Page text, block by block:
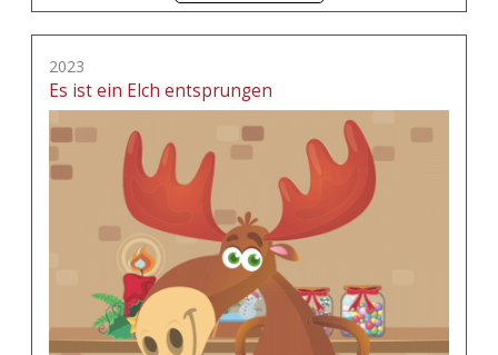
2023
Es ist ein Elch entsprungen